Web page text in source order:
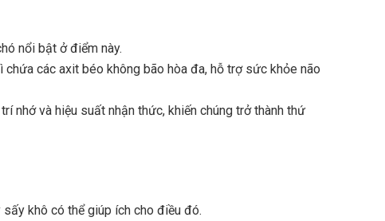
nổi bật ở điểm này.
các axit béo không bão hòa đa, hỗ trợ sức khỏe não
nhớ và hiệu suất nhận thức, khiến chúng trở thành thứ
khô có thể giúp ích cho điều đó.